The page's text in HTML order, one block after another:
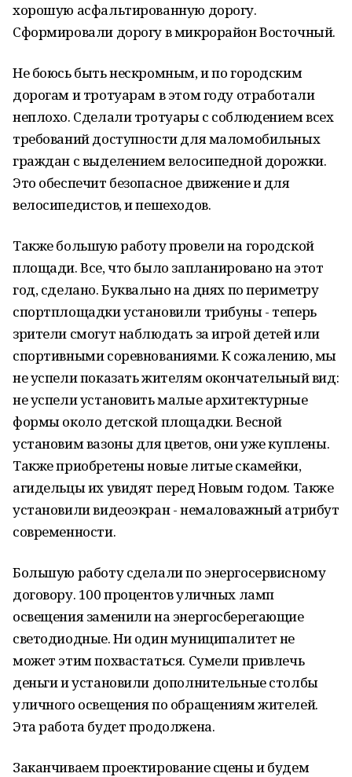
хорошую асфальтированную дорогу.
Сформировали дорогу в микрорайон Восточный.
Не боюсь быть нескромным, и по городским
дорогам и тротуарам в этом году отработали
неплохо. Сделали тротуары с соблюдением всех
требований доступности для маломобильных
граждан с выделением велосипедной дорожки.
Это обеспечит безопасное движение и для
велосипедистов, и пешеходов.
Также большую работу провели на городской
площади. Все, что было запланировано на этот
год, сделано. Буквально на днях по периметру
спортплощадки установили трибуны - теперь
зрители смогут наблюдать за игрой детей или
спортивными соревнованиями. К сожалению, мы
не успели показать жителям окончательный вид:
не успели установить малые архитектурные
формы около детской площадки. Весной
установим вазоны для цветов, они уже куплены.
Также приобретены новые литые скамейки,
агидельцы их увидят перед Новым годом. Также
установили видеоэкран - немаловажный атрибут
современности.
Большую работу сделали по энергосервисному
договору. 100 процентов уличных ламп
освещения заменили на энергосберегающие
светодиодные. Ни один муниципалитет не
может этим похвастаться. Сумели привлечь
деньги и установили дополнительные столбы
уличного освещения по обращениям жителей.
Эта работа будет продолжена.
Заканчиваем проектирование сцены и будем